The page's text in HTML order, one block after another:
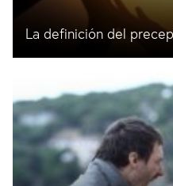
La definición del